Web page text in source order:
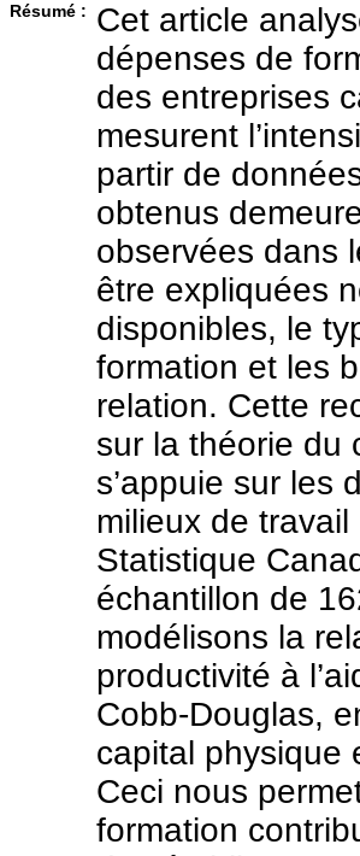
Résumé :
Cet article
dépenses de
des entreprises
mesurent
partir de
obtenus
observées dans
être expliquées
disponibles, le
formation et les
relation. Cette
sur la théorie du
s’appuie sur les
milieux de
Statistique
échantillon de
modélisons la
productivité à
Cobb-Douglas,
capital physique
Ceci nous
formation